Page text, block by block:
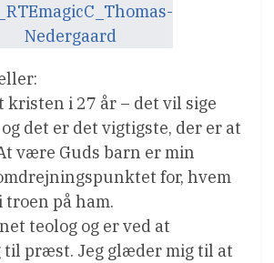
kristen i 27 år – det vil sige
det er det vigtigste, der er at
være Guds barn er min
for, hvem
troen på ham.
teolog og er ved at
til præst. Jeg glæder mig til at